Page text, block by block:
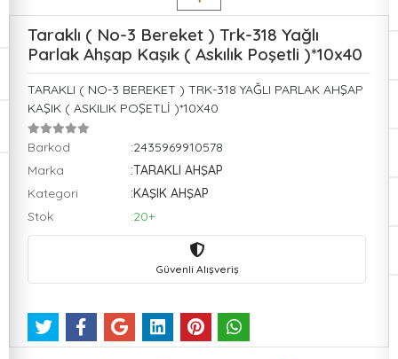
Taraklı ( No-3 Bereket ) Trk-318 Yağlı
Parlak Ahşap Kaşık ( Askılık Poşetli )*10x40
TARAKLI ( NO-3 BEREKET ) TRK-318 YAĞLI PARLAK AHŞAP
KAŞIK ( ASKILIK POŞETLİ )*10X40
Barkod
:2435969910578
Marka
:TARAKLI AHŞAP
Kategori
:KAŞIK AHŞAP
Stok
:20+
Güvenli Alışveriş